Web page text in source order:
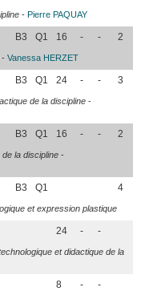
- Pierre PAQUAY
B3 Q1 16 - - 2
- Vanessa HERZET
B3 Q1 24 - - 3
de la discipline -
B3 Q1 16 - - 2
la discipline -
B3 Q1 4
et expression plastique
24 - -
et didactique de la
8 - -